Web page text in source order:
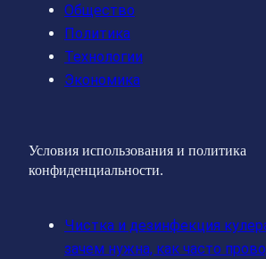
Общество
Политика
Технологии
Экономика
Условия использования и политика
конфиденциальности.
Чистка и дезинфекция
зачем нужна, как часто